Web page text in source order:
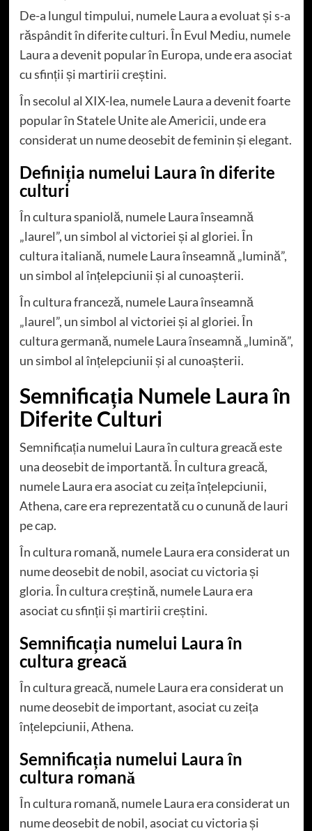
De-a lungul timpului, numele Laura a evoluat și s-a
răspândit în diferite culturi. În Evul Mediu, numele
Laura a devenit popular în Europa, unde era asociat
cu sfinții și martirii creștini.
În secolul al XIX-lea, numele Laura a devenit foarte
popular în Statele Unite ale Americii, unde era
considerat un nume deosebit de feminin și elegant.
Definiția numelui Laura în diferite
culturi
În cultura spaniolă, numele Laura înseamnă
„laurel”, un simbol al victoriei și al gloriei. În
cultura italiană, numele Laura înseamnă „lumină”,
un simbol al înțelepciunii și al cunoașterii.
În cultura franceză, numele Laura înseamnă
„laurel”, un simbol al victoriei și al gloriei. În
cultura germană, numele Laura înseamnă „lumină”,
un simbol al înțelepciunii și al cunoașterii.
Semnificația Numele Laura în
Diferite Culturi
Semnificația numelui Laura în cultura greacă este
una deosebit de importantă. În cultura greacă,
numele Laura era asociat cu zeița înțelepciunii,
Athena, care era reprezentată cu o cunună de lauri
pe cap.
În cultura romană, numele Laura era considerat un
nume deosebit de nobil, asociat cu victoria și
gloria. În cultura creștină, numele Laura era
asociat cu sfinții și martirii creștini.
Semnificația numelui Laura în
cultura greacă
În cultura greacă, numele Laura era considerat un
nume deosebit de important, asociat cu zeița
înțelepciunii, Athena.
Semnificația numelui Laura în
cultura romană
În cultura romană, numele Laura era considerat un
nume deosebit de nobil, asociat cu victoria și